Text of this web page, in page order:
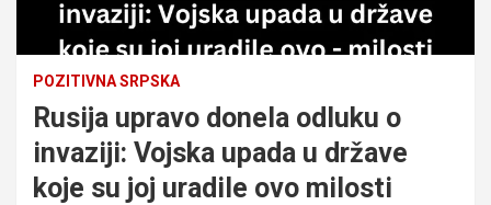
POZITIVNA SRPSKA
Rusija upravo donela odluku o
invaziji: Vojska upada u države
koje su joj uradile ovo milosti